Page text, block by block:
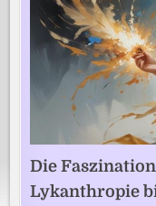
Die
Lykanthropie